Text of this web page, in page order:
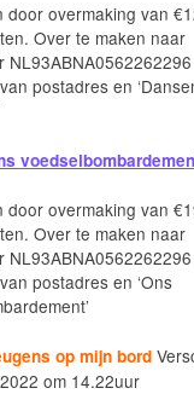
door overmaking van
Over te maken naar
postadres en
door overmaking van
Over te maken naar
postadres en ‘Ons
op mijn bord
om 14.22uur